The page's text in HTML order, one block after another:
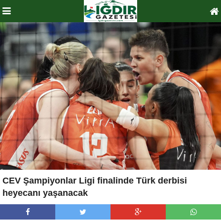
CEV Şampiyonlar Ligi finalinde Türk derbisi
heyecanı yaşanacak